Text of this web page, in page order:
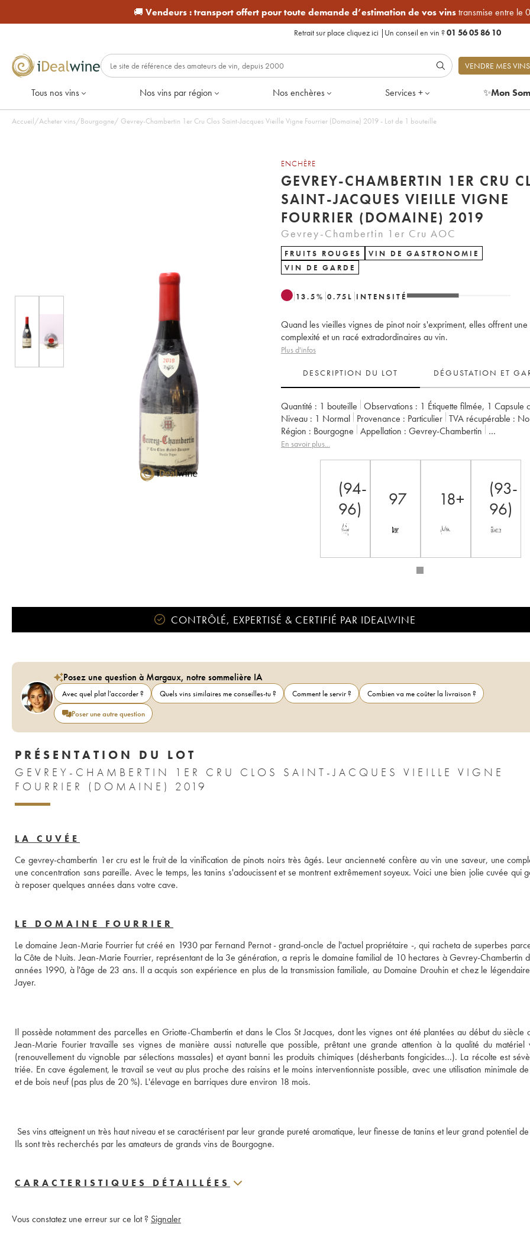
🚚 Vendeurs :transport offert pour toute demande d’estimation de vos vinstransmise entre le
Retrait sur place cliquez ici | Un conseil en vin ?01 56 05 86 10
VENDRE MES VINS
Tous nos vins Nos vins par région Nos enchères Services + ✨Mon
Accueil/Acheter vins/Bourgogne/ Gevrey-Chambertin 1er Cru Clos Saint-Jacques Vieille Vigne Fourrier (Domaine) 2019 - Lot de 1 bouteille
ENCHÈRE
GEVREY-CHAMBERTIN 1ER CRU
SAINT-JACQUES VIEILLE VIGNE
FOURRIER (DOMAINE) 2019
Gevrey-Chambertin 1er Cru AOC
FRUITS ROUGES
VIN DE GASTRONOMIE
VIN DE GARDE
13.5% 0.75 L INTENSITÉ
Quand les vieilles vignes de pinot noir s'expriment, elles offrent une
complexité et un racé extradordinaires au vin.
Plus d'infos
DESCRIPTION DU LOT DÉGUSTATION ET
Quantité : 1 bouteille Observations : 1 Étiquette filmée, 1 Capsule
Niveau : 1 Normal Provenance : particulier TVA récupérable :
Région :
Bourgogne Appellation :
Gevrey-Chambertin
Classement :
En savoir plus...
(94-
96)
97 18+
(93-
96)
CONTRÔLÉ, EXPERTISÉ & CERTIFIÉ PAR IDEALWINE
Posez une question à Margaux, notre sommelière IA
Avec quel plat l'accorder ? Quels vins similaires me conseilles-tu ? Comment le servir ?
Combien va me coûter la livraison ?
Poser une autre question
PRÉSENTATION DU LOT
GEVREY-CHAMBERTIN 1ER CRU CLOS SAINT-JACQUES VIEILLE VIGNE
FOURRIER (DOMAINE) 2019
LA CUVÉE
Ce gevrey-chambertin 1er cru est le fruit de la vinification de pinots noirs très âgés. Leur ancienneté confère au vin une saveur, une
une concentration sans pareille. Avec le temps, les tanins s'adoucissent et se montrent extrêmement soyeux. Voici une bien jolie cuvée qui
à reposer quelques années dans votre cave.
LE DOMAINE FOURRIER
Le domaine Jean-Marie Fourrier fut créé en 1930 par Fernand Pernot - grand-oncle de l'actuel propriétaire -, qui racheta de superbes
la Côte de Nuits. Jean-Marie Fourrier, représentant de la 3e génération, a repris le domaine familial de 10 hectares à Gevrey-Chambertin
années 1990, à l'âge de 23 ans. Il a acquis son expérience en plus de la transmission familiale, au Domaine Drouhin et chez le
Jayer.
Il possède notamment des parcelles en Griotte-Chambertin et dans le Clos St Jacques, dont les vignes ont été plantées au début du siècle
Jean-Marie Fourier travaille ses vignes de manière aussi naturelle que possible, prêtant une grande attention à la qualité du matériel
(renouvellement du vignoble par sélections massales) et ayant banni les produits chimiques (désherbants fongicides...). La récolte est
triée. En cave également, le travail se veut au plus proche des raisins et le moins interventionniste possible, avec une utilisation minimale
et de bois neuf (pas plus de 20 %). L'élevage en barriques dure environ 18 mois.
Ses vins atteignent un très haut niveau et se caractérisent par leur grande pureté aromatique, leur finesse de tanins et leur grand potentiel
Ils sont très recherchés par les amateurs de grands vins de Bourgogne.
CARACTERISTIQUES DÉTAILLÉES
Vous constatez une erreur sur ce lot ? Signaler